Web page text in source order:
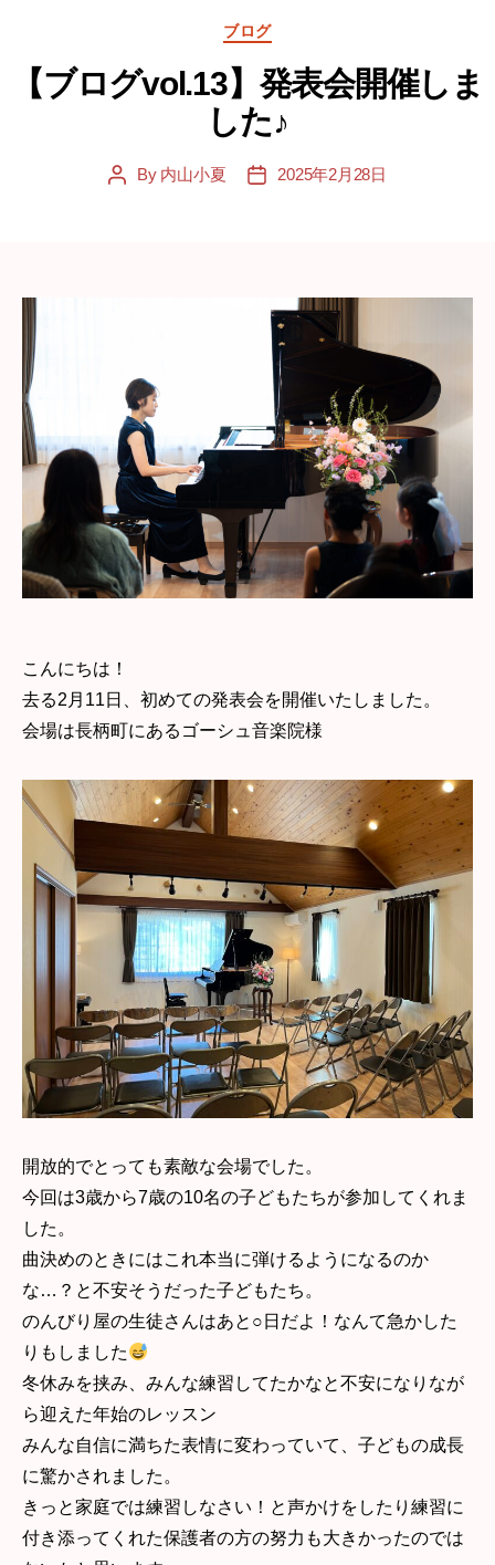
Categories
ブログ
【ブログvol.13】発表会開催しま
した♪
PostBy 内山小夏
Post2025年2月28日
こんにちは！
去る2月11日、初めての発表会を開催いたしました。
会場は長柄町にあるゴーシュ音楽院様
開放的でとっても素敵な会場でした。
今回は3歳から7歳の10名の子どもたちが参加してくれま
した。
曲決めのときにはこれ本当に弾けるようになるのか
な…？と不安そうだった子どもたち。
のんびり屋の生徒さんはあと○日だよ！なんて急かした
りもしました
冬休みを挟み、みんな練習してたかなと不安になりなが
ら迎えた年始のレッスン
みんな自信に満ちた表情に変わっていて、子どもの成長
に驚かされました。
きっと家庭では練習しなさい！と声かけをしたり練習に
付き添ってくれた保護者の方の努力も大きかったのでは